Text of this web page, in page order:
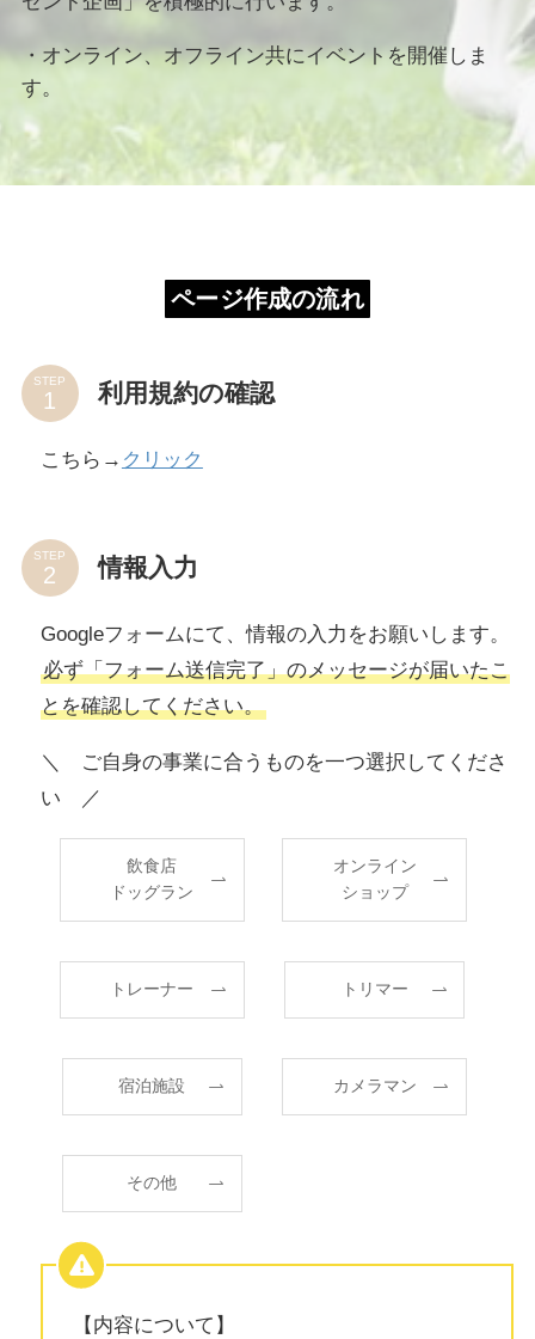
・オンライン、オフライン共にイベントを開催しま
す。
ページ作成の流れ
STEP 利用規約の確認
こちら→ クリック
STEP 情報入力
Googleフォームにて、情報の入力をお願いします。
必ず「フォーム送信完了」のメッセージが届いたこ
とを確認してください。
＼ ご自身の事業に合うものを一つ選択してくださ
い ／
飲食店
ドッグラン
トレーナー
宿泊施設
その他
オンライン
ショップ
トリマー
カメラマン
【内容について】